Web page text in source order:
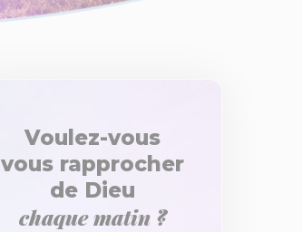
Voulez-vous
vous rapprocher
de Dieu
chaque matin ?